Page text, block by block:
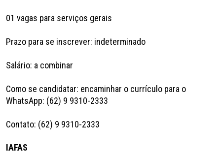
01 vagas para serviços gerais
Prazo para se inscrever: indeterminado
Salário: a combinar
Como se candidatar: encaminhar o currículo para o
WhatsApp: (62) 9 9310-2333
Contato: (62) 9 9310-2333
IAFAS